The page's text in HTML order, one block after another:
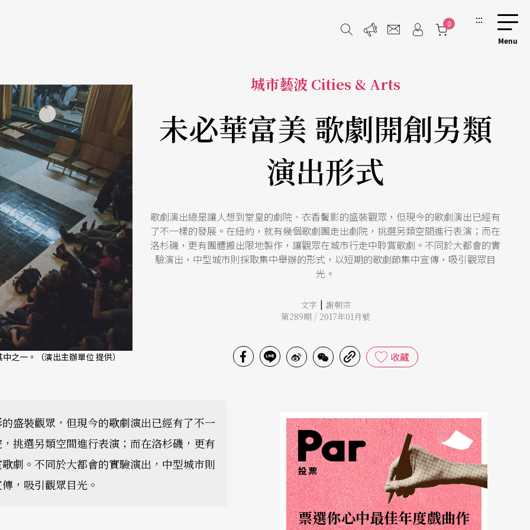
0 :::
之一。（演出主辦單位 提供）
城市藝波 Cities & Arts
未必華富美 歌劇開創另類
演出形式
歌劇演出總是讓人想到堂皇的劇院、衣香鬢影的盛裝觀眾，但現今的歌劇演出已經有
了不一樣的發展。在紐約，就有幾個歌劇團走出劇院，挑選另類空間進行表演；而在
洛杉磯，更有團體搬出限地製作，讓觀眾在城市行走中聆賞歌劇。不同於大都會的實
驗演出，中型城市則採取集中舉辦的形式，以短期的歌劇節集中宣傳，吸引觀眾目
光。
文字 | 謝朝宗
第289期 / 2017年01月號
收藏
盛裝觀眾，但現今的歌劇演出已經有了不一
挑選另類空間進行表演；而在洛杉磯，更有
劇。不同於大都會的實驗演出，中型城市則
，吸引觀眾目光。
投票
票選你心中最佳年度戲曲作